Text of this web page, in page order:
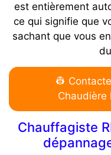
est entièrement
ce qui signifie que
sachant que vous
👷
Chaudière
Chauffagiste